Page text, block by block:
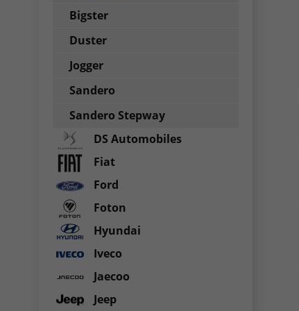
Bigster
Duster
Jogger
Sandero
Sandero Stepway
DS Automobiles
Fiat
Ford
Foton
Hyundai
Iveco
Jaecoo
Jeep